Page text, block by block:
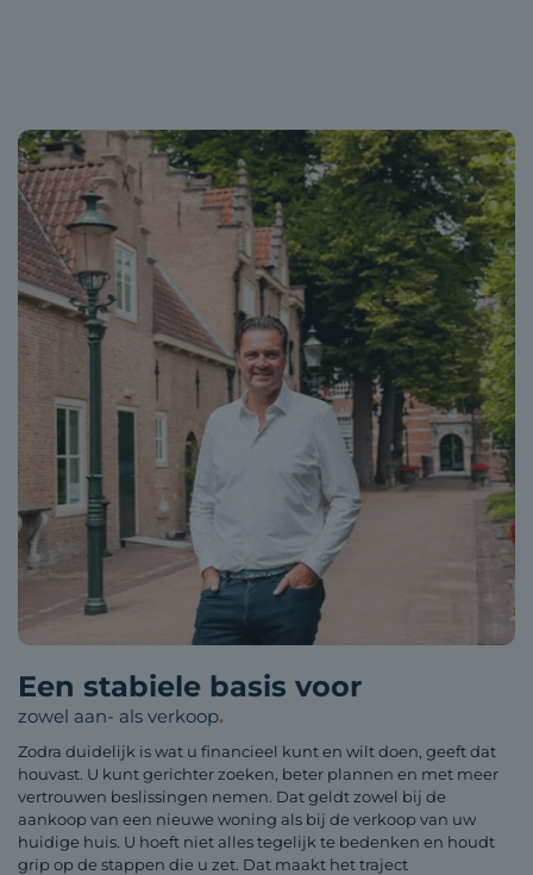
Een stabiele basis voor
zowel aan- als verkoop.
Zodra duidelijk is wat u financieel kunt en wilt doen, geeft dat
houvast. U kunt gerichter zoeken, beter plannen en met meer
vertrouwen beslissingen nemen. Dat geldt zowel bij de
aankoop van een nieuwe woning als bij de verkoop van uw
huidige huis. U hoeft niet alles tegelijk te bedenken en houdt
grip op de stappen die u zet. Dat maakt het traject